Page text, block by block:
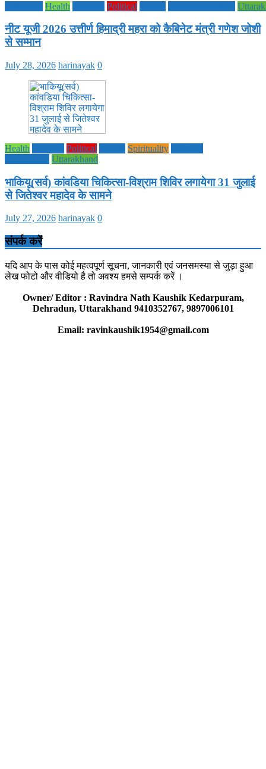
Health Political
नीट यूजी 2026 उत्तीर्ण हिमाद्री महरा को कैबिनेट मंत्री गणेश जोशी
से सम्मान
July 28, 2026 harinayak 0
Health Political Spirituality
Uttarakhand
भाकियू(सर्व) कांवडिया चिकित्सा-विश्राम शिविर लगायेगा 31 जुलाई
से जितेश्वर महादेव के सामने
July 27, 2026 harinayak 0
संपर्क करें
यदि आप के पास कोई महत्वपूर्ण सूचना, जानकारी एवं जनसमस्या से जुड़ा हुआ
लेख फोटो और वीडियो है तो अवश्य हमसे सम्पर्क करें ।
Owner/ Editor : Ravindra Nath Kaushik Kedarpuram,
Dehradun, Uttarakhand 9410352767, 9897006101
Email: ravinkaushik1954@gmail.com